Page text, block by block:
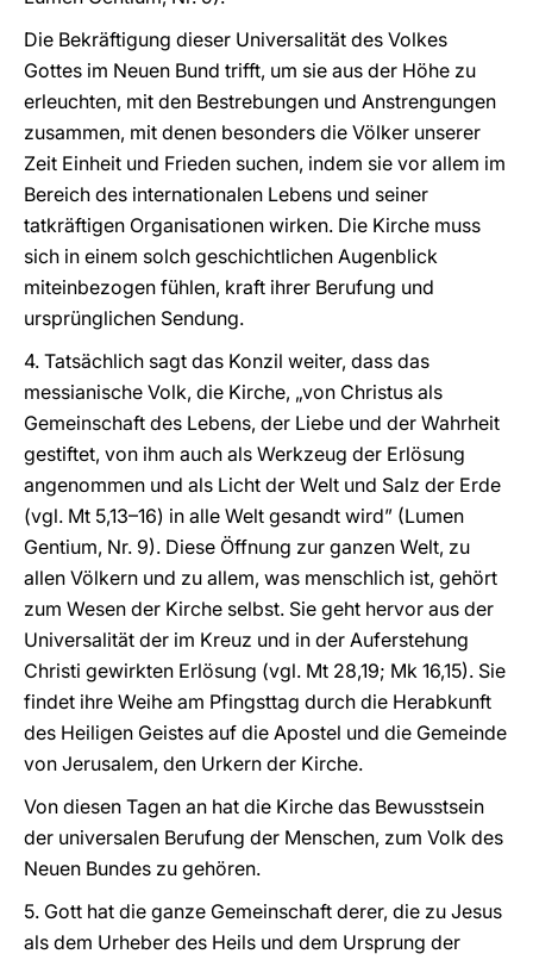
Die Bekräftigung dieser Universalität des Volkes
Gottes im Neuen Bund trifft, um sie aus der Höhe zu
erleuchten, mit den Bestrebungen und Anstrengungen
zusammen, mit denen besonders die Völker unserer
Zeit Einheit und Frieden suchen, indem sie vor allem im
Bereich des internationalen Lebens und seiner
tatkräftigen Organisationen wirken. Die Kirche muss
sich in einem solch geschichtlichen Augenblick
miteinbezogen fühlen, kraft ihrer Berufung und
ursprünglichen Sendung.
4. Tatsächlich sagt das Konzil weiter, dass das
messianische Volk, die Kirche, „von Christus als
Gemeinschaft des Lebens, der Liebe und der Wahrheit
gestiftet, von ihm auch als Werkzeug der Erlösung
angenommen und als Licht der Welt und Salz der Erde
(vgl. Mt 5,13–16) in alle Welt gesandt wird” (Lumen
Gentium, Nr. 9). Diese Öffnung zur ganzen Welt, zu
allen Völkern und zu allem, was menschlich ist, gehört
zum Wesen der Kirche selbst. Sie geht hervor aus der
Universalität der im Kreuz und in der Auferstehung
Christi gewirkten Erlösung (vgl. Mt 28,19; Mk 16,15). Sie
findet ihre Weihe am Pfingsttag durch die Herabkunft
des Heiligen Geistes auf die Apostel und die Gemeinde
von Jerusalem, den Urkern der Kirche.
Von diesen Tagen an hat die Kirche das Bewusstsein
der universalen Berufung der Menschen, zum Volk des
Neuen Bundes zu gehören.
5. Gott hat die ganze Gemeinschaft derer, die zu Jesus
als dem Urheber des Heils und dem Ursprung der